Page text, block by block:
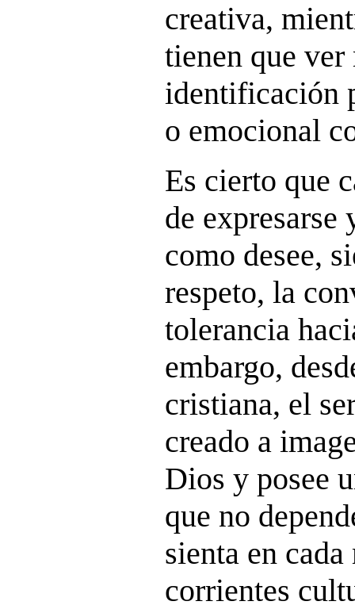
creativa,
tienen que ver
identificación
o emocional
Es cierto que
de expresarse
como desee,
respeto, la
tolerancia
embargo,
cristiana, el
creado a
Dios y posee
que no
sienta en
corrientes